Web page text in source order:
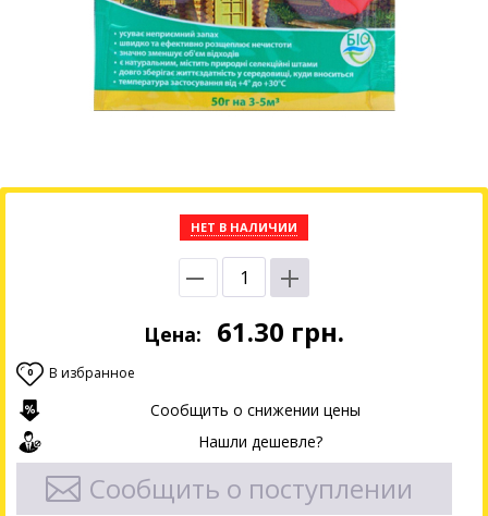
НЕТ В НАЛИЧИИ
Цена: 61.30 грн.
0 В избранное
Сообщить о снижении цены
Нашли дешевле?
Сообщить о поступлении